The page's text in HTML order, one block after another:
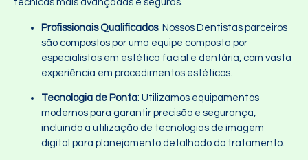
técnicas mais avançadas e seguras.
Profissionais Qualificados: Nossos Dentistas parceiros
são compostos por uma equipe composta por
especialistas em estética facial e dentária, com vasta
experiência em procedimentos estéticos.
Tecnologia de Ponta: Utilizamos equipamentos
modernos para garantir precisão e segurança,
incluindo a utilização de tecnologias de imagem
digital para planejamento detalhado do tratamento.